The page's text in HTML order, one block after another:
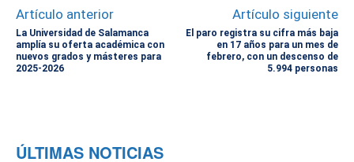
Artículo anterior
La Universidad de Salamanca
amplía su oferta académica con
nuevos grados y másteres para
2025-2026
Artículo siguiente
El paro registra su cifra más baja
en 17 años para un mes de
febrero, con un descenso de
5.994 personas
ÚLTIMAS NOTICIAS